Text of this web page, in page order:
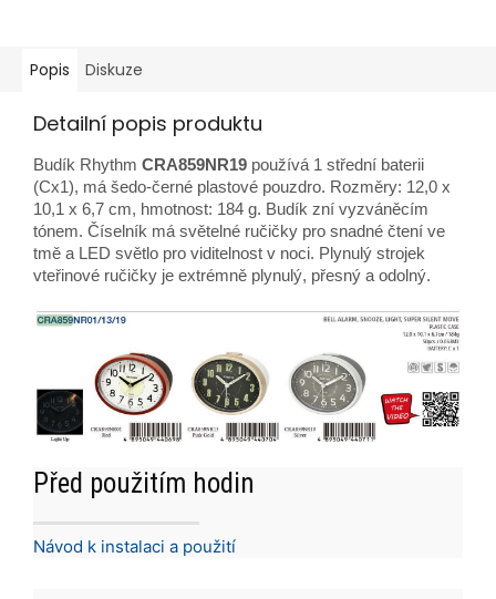
Popis Diskuze
Detailní popis produktu
Budík Rhythm CRA859NR19 používá 1 střední baterii
(Cx1), má šedo-černé plastové pouzdro. Rozměry: 12,0 x
10,1 x 6,7 cm, hmotnost: 184 g. Budík zní vyzváněcím
tónem. Číselník má světelné ručičky pro snadné čtení ve
tmě a LED světlo pro viditelnost v noci. Plynulý strojek
vteřinové ručičky je extrémně plynulý, přesný a odolný.
Před použitím hodin
Návod k instalaci a použití